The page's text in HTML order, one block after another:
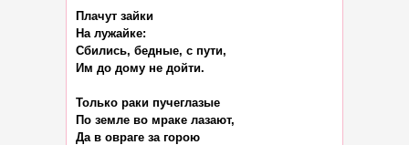
Плачут зайки
На лужайке:
Сбились, бедные, с пути,
Им до дому не дойти.
Только раки пучеглазые
По земле во мраке лазают,
Да в овраге за горою